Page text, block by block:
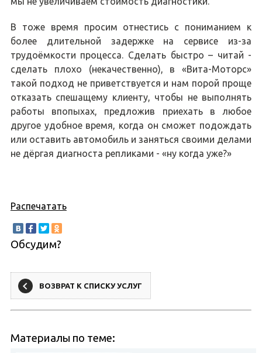
В тоже время просим отнестись с пониманием к
более длительной задержке на сервисе из-за
трудоёмкости процесса. Сделать быстро – читай -
сделать плохо (некачественно), в «Вита-Моторс»
такой подход не приветствуется и нам порой проще
отказать спешащему клиенту, чтобы не выполнять
работы впопыхах, предложив приехать в любое
другое удобное время, когда он сможет подождать
или оставить автомобиль и заняться своими делами
не дёргая диагноста репликами - «ну когда уже?»
Распечатать
Обсудим?
ВОЗВРАТ К СПИСКУ УСЛУГ
Материалы по теме: